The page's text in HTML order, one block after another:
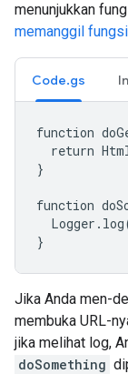
menunjukkan
memanggil
Code.gs
function
return
}
function
}
Jika Anda men-
membuka URL-
jika melihat log,
doSomething